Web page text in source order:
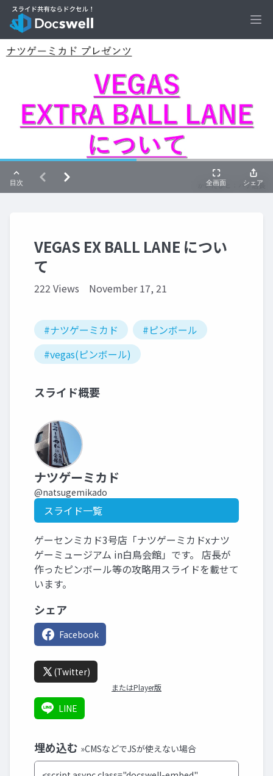
VEGAS EX BALL LANE につい
て
222 Views November 17, 21
#ナツゲーミカド
#ピンボール
#vegas(ピンボール)
スライド概要
ナツゲーミカド
@natsugemikado
スライド一覧
ゲーセンミカド3号店「ナツゲーミカドxナツ
ゲーミュージアム in白鳥会館」です。 店長が
作ったピンボール等の攻略用スライドを載せて
います。
シェア
Facebook
(Twitter)
またはPlayer版
LINE
埋め込む »CMSなどでJSが使えない場合